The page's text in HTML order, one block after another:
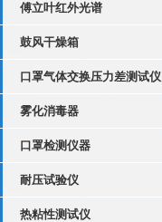
傅立叶红外光谱
鼓风干燥箱
口罩气体交换压力差测试仪
雾化消毒器
口罩检测仪器
耐压试验仪
热粘性测试仪